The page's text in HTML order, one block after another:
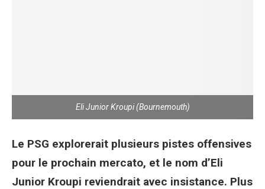
Eli Junior Kroupi (Bournemouth)
Le PSG explorerait plusieurs pistes offensives
pour le prochain mercato, et le nom d’Eli
Junior Kroupi reviendrait avec insistance. Plus